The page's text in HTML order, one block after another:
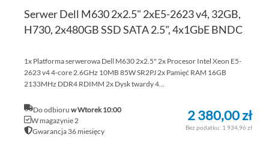
Serwer Dell M630 2x2.5" 2xE5-2623 v4, 32GB,
H730, 2x480GB SSD SATA 2.5", 4x1GbE BNDC
1x Platforma serwerowa Dell M630 2x2.5" 2x Procesor Intel Xeon E5-
2623 v4 4-core 2.6GHz 10MB 85W SR2PJ 2x Pamięć RAM 16GB
2133MHz DDR4 RDIMM 2x Dysk twardy 4...
Do odbioruw Wtorek 10:00
W magazynie 2
Gwarancja 36 miesięcy
2 380,00 zł
1 934,96 zł